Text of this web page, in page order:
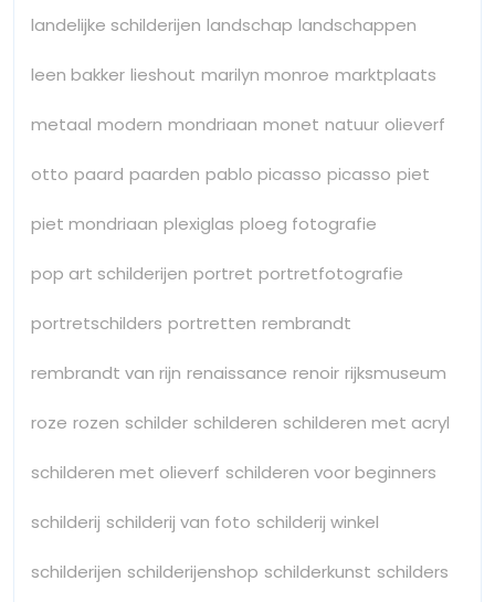
landelijke schilderijen landschap landschappen
leen bakker lieshout marilyn monroe marktplaats
metaal modern mondriaan monet natuur olieverf
otto paard paarden pablo picasso picasso piet
piet mondriaan plexiglas ploeg fotografie
pop art schilderijen portret portretfotografie
portretschilders portretten rembrandt
rembrandt van rijn renaissance renoir rijksmuseum
roze rozen schilder schilderen schilderen met acryl
schilderen met olieverf schilderen voor beginners
schilderij schilderij van foto schilderij winkel
schilderijen schilderijenshop schilderkunst schilders